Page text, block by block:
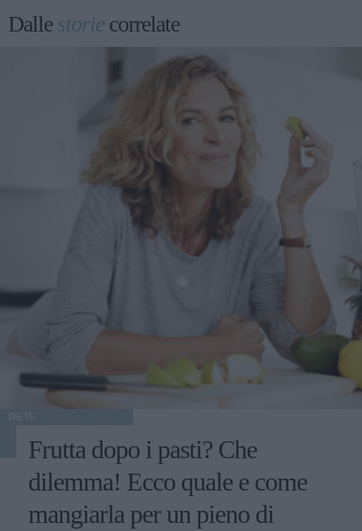
Dallestorie correlate
Frutta dopo i pasti? Che
dilemma! Ecco quale e come
mangiarla per un pieno di